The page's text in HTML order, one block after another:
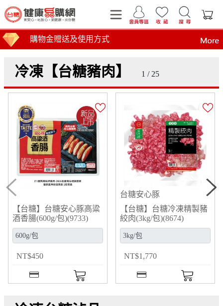
購物金贈送及使用方式
運費計算標準
商品到貨時間說明
台糖產品這裡買 健康美味帶回家
買安心 吃放心 要健康 找台糖
台糖產品 食在安心 查驗報告在這裡
全臺第1家最環保國營企業！榮獲行政院環境部網購包
冷凍【台糖豬肉】 1 / 25
【台糖】台糖安心豚高粱
酒香腸(600g/包)(9733)
NT$450
台糖安心豚
【台糖】台糖冷凍精製豬
絞肉(3kg/包)(8674)
NT$1,770